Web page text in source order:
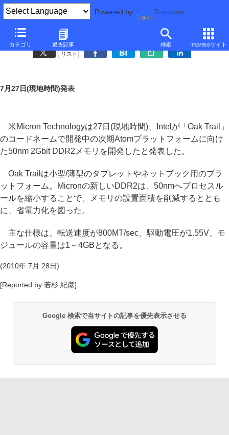
Powered by Translate
カテゴリ 過去記事 検索 Impressサイト
Micron、次期Atom「Oak Trail」向け50nm 2Gbit DDR2を開発
リスト
7月27日(現地時間)発表
米Micron Technologyは27日(現地時間)、Intelが「Oak Trail」
のコードネームで開発中の次期Atomプラットフォームに向け
た50nm 2Gbit DDR2メモリを開発したと発表した。
Oak Trailは小型/薄型のタブレットやネットブック用のプラ
ットフォーム。Micronの新しいDDR2は、50nmへプロセスル
ールを縮小することで、メモリの設置面積を削減するととも
に、省電力化を図った。
主な仕様は、転送速度が800MT/sec、駆動電圧が1.55V、モ
ジュールの容量は1～4GBとなる。
(2010年 7月 28日)
[Reported by 若杉 紀彦]
Google 検索で当サイトの記事を優先表示させる